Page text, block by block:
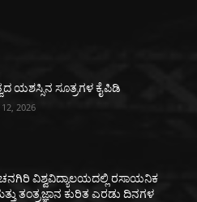
ಯಶಸ್ಸಿನ ಸೂತ್ರಗಳ ಕೈಪಿಡಿ
2026
ವಿಶ್ವವಿದ್ಯಾಲಯದಲ್ಲಿ ರಸಾಯನಿಕ
ತಂತ್ರಜ್ಞಾನ ಕುರಿತ ಎರಡು ದಿನಗಳ